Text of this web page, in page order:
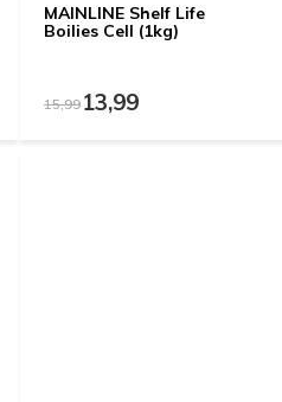
MAINLINE Shelf Life
Boilies Cell (1kg)
15,9913,99